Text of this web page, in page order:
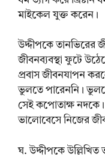
মাইকেল যুক্ত করেন।
উদ্দীপকে তানভিরের
জীবনব্যবস্থা ফুটে
প্রবাস জীবনযাপন
ভুলতে পারেননি।
সেই কপোতাক্ষ
ভালোবেসে নিজের
ঘ. উদ্দীপকে উল্লিখিত